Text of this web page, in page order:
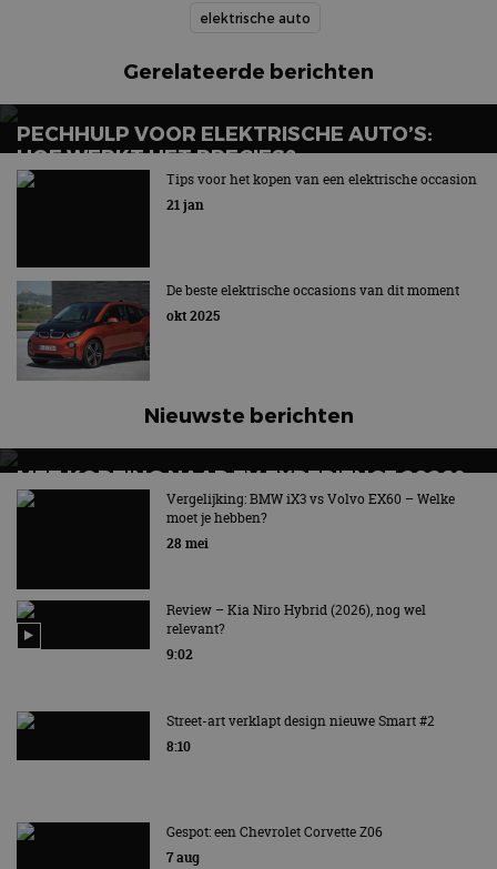
elektrische auto
Gerelateerde berichten
PECHHULP VOOR ELEKTRISCHE AUTO’S:
HOE WERKT HET PRECIES?
EV’s vragen om een specifieke aanpak in het geval van
Tips voor het kopen van een elektrische occasion
21 jan
De beste elektrische occasions van dit moment
okt 2025
Nieuwste berichten
MET KORTING NAAR EV EXPERIENCE 2026?
AUTORAI REGELT HET!
EV Experience 2026 van 24 tot 26 september
Vergelijking: BMW iX3 vs Volvo EX60 – Welke
moet je hebben?
28 mei
Review – Kia Niro Hybrid (2026), nog wel
relevant?
9:02
Street-art verklapt design nieuwe Smart #2
8:10
Gespot: een Chevrolet Corvette Z06
7 aug